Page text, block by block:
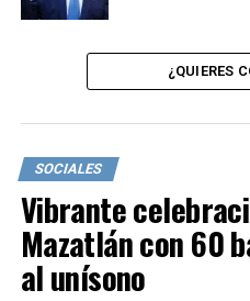
¿QUIERES
SOCIALES
Vibrante
Mazatlán con 60
al unísono